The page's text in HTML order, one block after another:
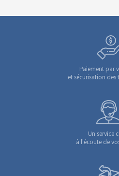
Paiement par
et sécurisation des
Un service
à l'écoute de